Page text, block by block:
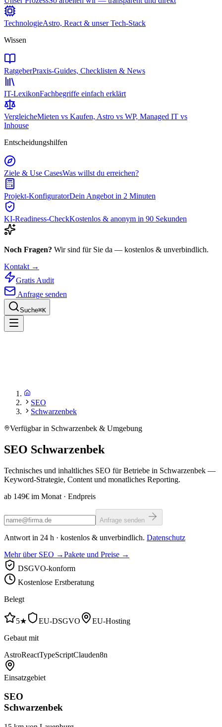
TechnologieAstro, React & unser Tech-Stack
Wissen
RatgeberPraxis-Guides, Checklisten & News
IT-LexikonFachbegriffe einfach erklärt
VergleicheMieten vs Kaufen, Astro vs WP, Managed IT vs
Inhouse
Entscheidungshilfen
Ziele & Use CasesWas willst du erreichen?
Projekt-KonfiguratorDein Angebot in 2 Minuten
KI-Readiness-CheckKostenlos & anonym in 90 Sekunden
Noch Fragen? Wir sind für Sie da — kostenlos & unverbindlich.
Kontakt →
Gratis Audit
Anfrage senden
Suche⌘K
SEO
Schwarzenbek
Verfügbar in Schwarzenbek & Umgebung
SEO Schwarzenbek
Technisches und inhaltliches SEO für Betriebe in Schwarzenbek —
Keyword-Strategie, Content und monatliches Reporting.
ab 149€ im Monat · Endpreis
Anfrage senden
Antwort in 24 h · kostenlos & unverbindlich. Datenschutz
Mehr über SEO →Pakete und Preise →
DSGVO-konform
Kostenlose Erstberatung
Belegt
5★ EU-DSGVO
EU-Hosting
Gebaut mit
AstroReactTypeScriptClauden8n
Einsatzgebiet
SEO
Schwarzenbek